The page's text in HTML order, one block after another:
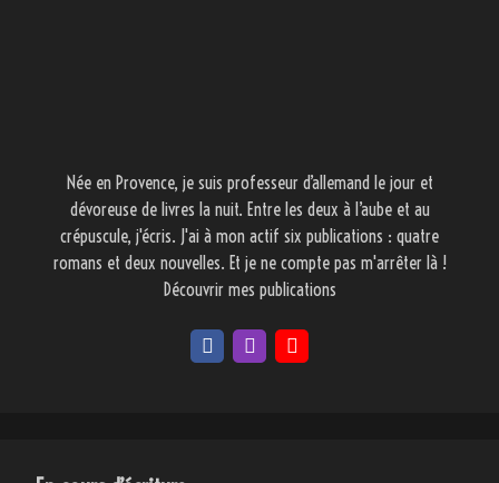
Née en Provence, je suis professeur d’allemand le jour et
dévoreuse de livres la nuit. Entre les deux à l’aube et au
crépuscule, j'écris. J'ai à mon actif six publications : quatre
romans et deux nouvelles. Et je ne compte pas m'arrêter là !
Découvrir mes publications